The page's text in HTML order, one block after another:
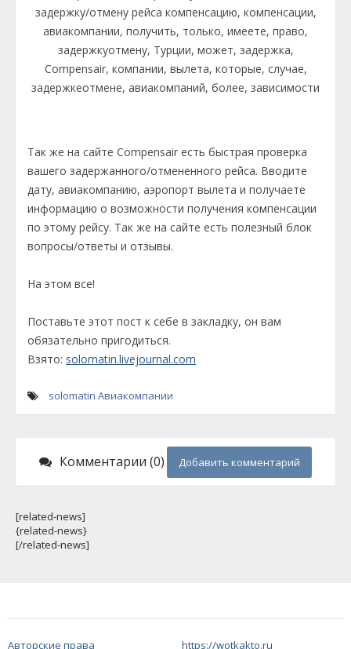
Так же на сайте Compensair есть быстрая проверка
вашего задержанного/отмененного рейса. Вводите
дату, авиакомпанию, аэропорт вылета и получаете
информацию о возможности получения компенсации
по этому рейсу. Так же на сайте есть полезный блок
вопросы/ответы и отзывы.
На этом все!
Поставьте этот пост к себе в закладку, он вам
обязательно пригодиться.
Взято: solomatin.livejournal.com
solomatin Авиакомпании
Комментарии (0) Добавить комментарий
[related-news]
{related-news}
[/related-news]
Авторские права https://wotkakto.ru